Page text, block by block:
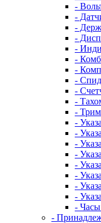
-
-
-
-
-
-
-
-
-
-
-
-
-
-
-
-
-
-
-
-
-